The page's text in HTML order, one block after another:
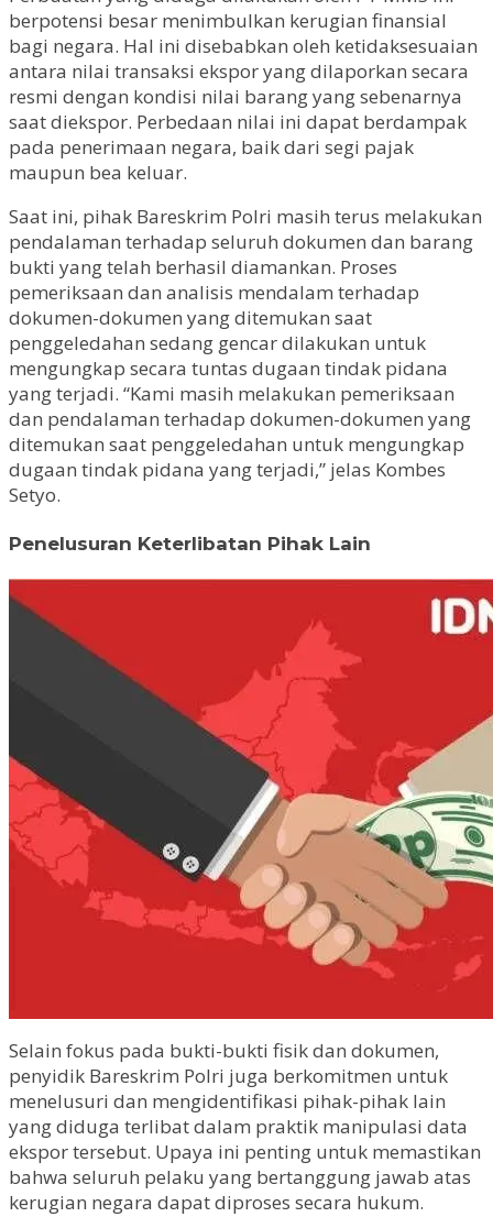
berpotensi besar menimbulkan kerugian finansial
bagi negara. Hal ini disebabkan oleh ketidaksesuaian
antara nilai transaksi ekspor yang dilaporkan secara
resmi dengan kondisi nilai barang yang sebenarnya
saat diekspor. Perbedaan nilai ini dapat berdampak
pada penerimaan negara, baik dari segi pajak
maupun bea keluar.
Saat ini, pihak Bareskrim Polri masih terus melakukan
pendalaman terhadap seluruh dokumen dan barang
bukti yang telah berhasil diamankan. Proses
pemeriksaan dan analisis mendalam terhadap
dokumen-dokumen yang ditemukan saat
penggeledahan sedang gencar dilakukan untuk
mengungkap secara tuntas dugaan tindak pidana
yang terjadi. “Kami masih melakukan pemeriksaan
dan pendalaman terhadap dokumen-dokumen yang
ditemukan saat penggeledahan untuk mengungkap
dugaan tindak pidana yang terjadi,” jelas Kombes
Setyo.
Penelusuran Keterlibatan Pihak Lain
Selain fokus pada bukti-bukti fisik dan dokumen,
penyidik Bareskrim Polri juga berkomitmen untuk
menelusuri dan mengidentifikasi pihak-pihak lain
yang diduga terlibat dalam praktik manipulasi data
ekspor tersebut. Upaya ini penting untuk memastikan
bahwa seluruh pelaku yang bertanggung jawab atas
kerugian negara dapat diproses secara hukum.